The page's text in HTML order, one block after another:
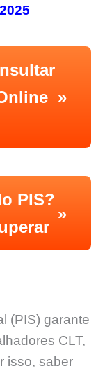
»
PIS?
»
(PIS) garante
CLT,
isso, saber